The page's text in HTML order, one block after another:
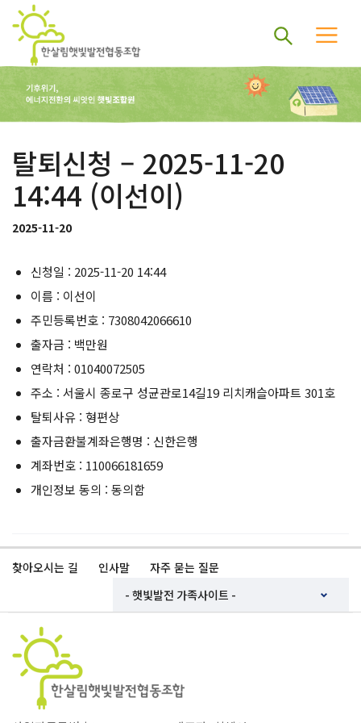
탈퇴신청 – 2025-11-20
14:44 (이선이)
2025-11-20
신청일 : 2025-11-20 14:44
이름 : 이선이
주민등록번호 : 7308042066610
출자금 : 백만원
연락처 : 01040072505
주소 : 서울시 종로구 성균관로14길19 리치캐슬아파트 301호
탈퇴사유 : 형편상
출자금환불계좌은행명 : 신한은행
계좌번호 : 110066181659
개인정보 동의 : 동의함
찾아오시는 길 인사말 자주 묻는 질문